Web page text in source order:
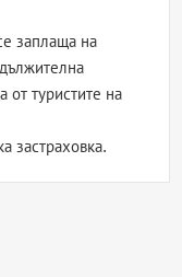
заплаща на
от туристите на
застраховка.